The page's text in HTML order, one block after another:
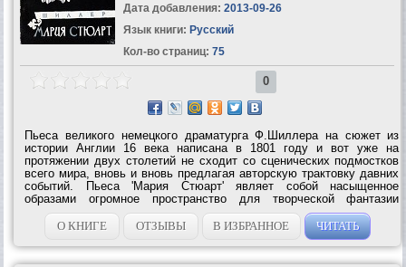
Дата добавления: 2013-09-26
Язык книги: Русский
Кол-во страниц: 75
0
Пьеса великого немецкого драматурга Ф.Шиллера на сюжет из
истории Англии 16 века написана в 1801 году и вот уже на
протяжении двух столетий не сходит со сценических подмостков
всего мира, вновь и вновь предлагая авторскую трактовку давних
событий. Пьеса 'Мария Стюарт' являет собой насыщенное
образами огромное пространство для творческой фантазии
художника. Ведь в ней нет переложения сухих исторических
фактов, но воссоздана...
О КНИГЕ ОТЗЫВЫ В ИЗБРАННОЕ ЧИТАТЬ